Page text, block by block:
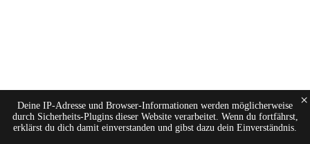
Deine IP-Adresse und Browser-Informationen werden möglicherweise
durch Sicherheits-Plugins dieser Website verarbeitet. Wenn du fortfährst,
erklärst du dich damit einverstanden und gibst dazu dein Einverständnis.
×